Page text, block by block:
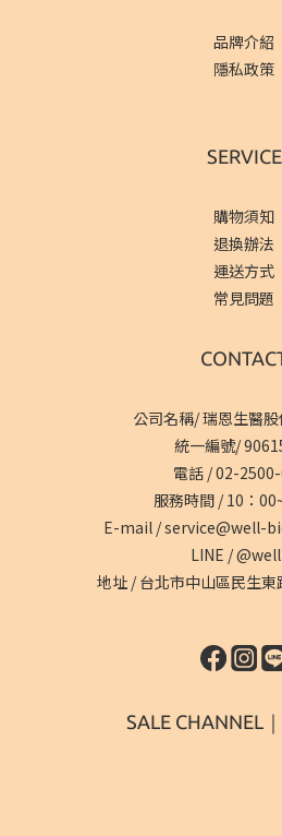
品牌介紹
隱私政策
SERVICE
購物須知
退換辦法
運送方式
常見問題
公司名稱/ 瑞恩生醫
統一編號/
電話 /02-
服務時間 / 10：
E-mail /service@well-
LINE /
地址 /台北市中山區民生東
SALE CHANNEL